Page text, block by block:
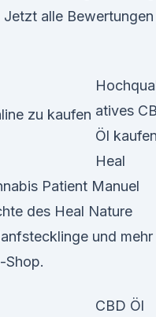
alle Bewertungen
atives
Öl kaufen
Heal
Patient Manuel
des Heal Nature
und mehr
Shop.
CBD Öl